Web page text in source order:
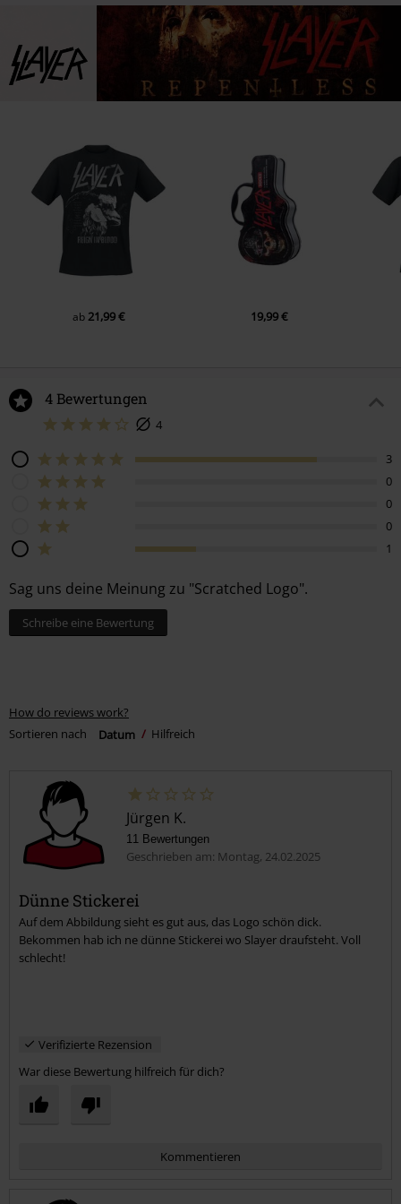
ab 21,99 € 19,99 €
4 Bewertungen
4
3
0
0
0
1
Sag uns deine Meinung zu "Scratched Logo".
Schreibe eine Bewertung
How do reviews work?
Sortieren nach
Datum Hilfreich
Jürgen K.
11 Bewertungen
Geschrieben am: Montag, 24.02.2025
Dünne Stickerei
Auf dem Abbildung sieht es gut aus, das Logo schön dick.
Bekommen hab ich ne dünne Stickerei wo Slayer draufsteht. Voll
schlecht!
Verifizierte Rezension
War diese Bewertung hilfreich für dich?
Kommentieren